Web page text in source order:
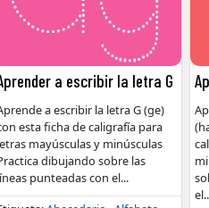
a escribir la letra G
a escribir la letra G (ge)
esta ficha de caligrafía para
mayúsculas y minúsculas
dibujando sobre las
punteadas con el...
el